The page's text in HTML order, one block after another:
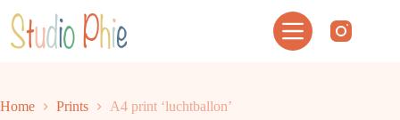
naar
Home Prints A4 print ‘luchtballon’